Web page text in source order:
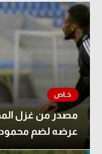
مصدر من غزل
عرضه لضم محمود